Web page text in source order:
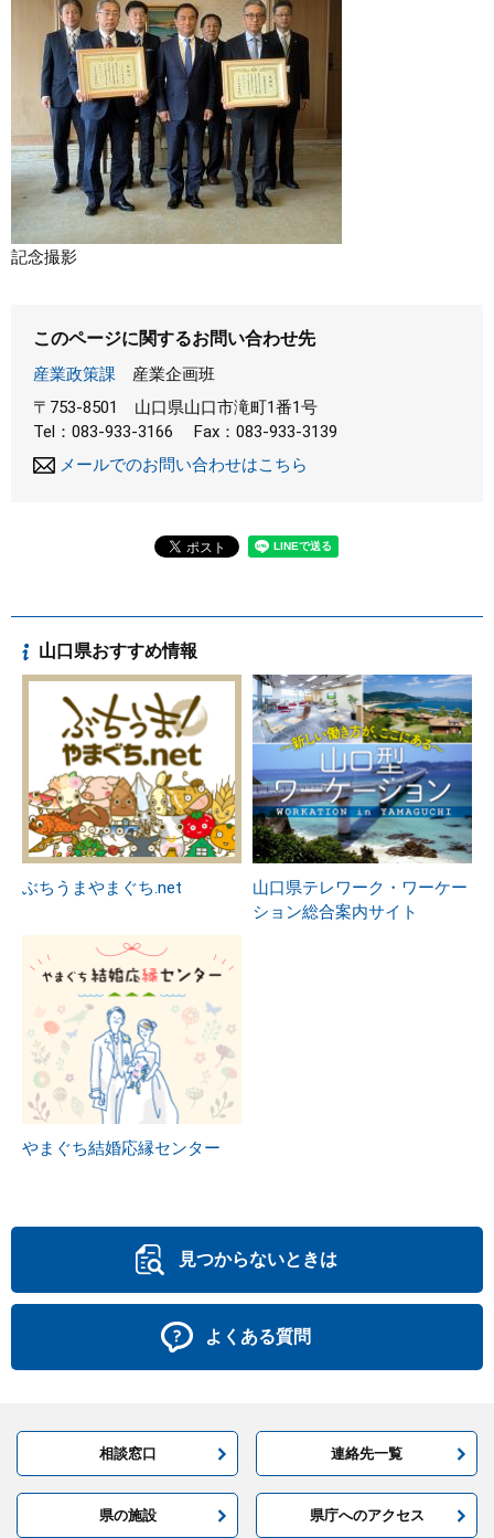
記念撮影
このページに関するお問い合わせ先
産業政策課
産業企画班
〒753-8501
山口県山口市滝町1番1号
Tel：083-933-3166
Fax：083-933-3139
メールでのお問い合わせはこちら
山口県おすすめ情報
ぶちうまやまぐち.net
山口県テレワーク・ワーケー
ション総合案内サイト
やまぐち結婚応縁センター
見つからないときは
よくある質問
相談窓口 連絡先一覧
県の施設 県庁へのアクセス